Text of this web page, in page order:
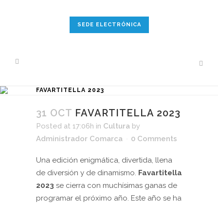
SEDE ELECTRÓNICA
FAVARTITELLA 2023
31 OCT FAVARTITELLA 2023
Posted at 17:06h in Cultura by
Administrador Comarca
0 Comments
Una edición enigmática, divertida, llena
de diversión y de dinamismo. Favartitella
2023 se cierra con muchísimas ganas de
programar el próximo año. Este año se ha